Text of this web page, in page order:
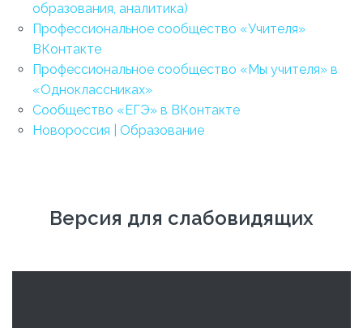
образования, аналитика)
Профессиональное сообщество «Учителя»
ВКонтакте
Профессиональное сообщество «Мы учителя» в
«Одноклассниках»
Сообщество «ЕГЭ» в ВКонтакте
Новороссия | Образование
Версия для слабовидящих